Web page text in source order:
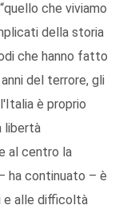
che viviamo
della storia
che hanno fatto
del terrore, gli
è proprio
libertà
al centro la
ha continuato – è
e alle difficoltà